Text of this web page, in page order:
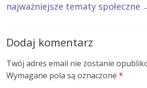
najważniejsze tematy społeczne
Dodaj komentarz
Twój adres email nie zostanie
Wymagane pola są oznaczone*